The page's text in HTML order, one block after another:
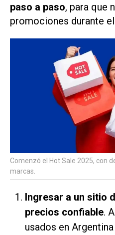
paso a paso, para que
promociones durante el
Comenzó el Hot Sale 2025, con
marcas.
Ingresar a un sitio
precios confiable.
usados en